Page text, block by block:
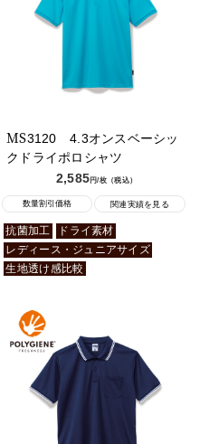
MS3120 4.3オンスベーシッ
クドライポロシャツ
2,585円/枚（税込）
数量割引価格 関連実績を見る
抗菌加工
ドライ素材
レディース・ジュニアサイズ
生地透け感比較